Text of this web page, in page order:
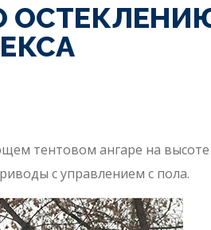
тентовом ангаре на
с управлением с пола.